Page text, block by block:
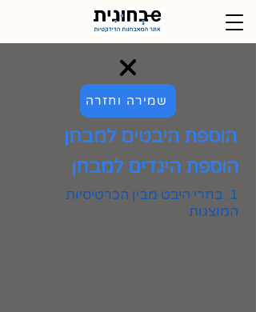
שמירה וחזרה
הוספת היבטים למבחן
הוספת היגדים למבחן
1. בחרי היבט מבין הכרטיסיות
המוצגות